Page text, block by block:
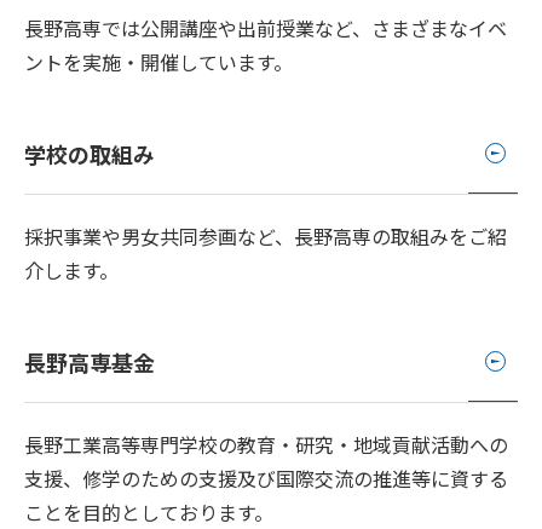
長野高専では公開講座や出前授業など、さまざまなイベ
ントを実施・開催しています。
学校の取組み
採択事業や男女共同参画など、長野高専の取組みをご紹
介します。
長野高専基金
長野工業高等専門学校の教育・研究・地域貢献活動への
支援、修学のための支援及び国際交流の推進等に資する
ことを目的としております。